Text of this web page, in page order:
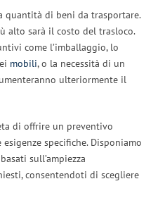
quantità di beni da trasportare.
alto sarà il costo del trasloco.
come l’imballaggio, lo
mobili, o la necessità di un
ulteriormente il
di offrire un preventivo
specifiche. Disponiamo
sull’ampiezza
consentendoti di scegliere